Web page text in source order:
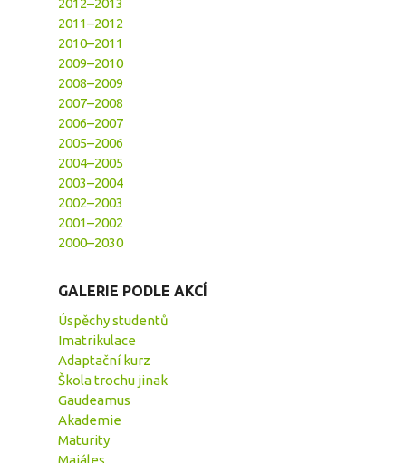
2012–2013
2011–2012
2010–2011
2009–2010
2008–2009
2007–2008
2006–2007
2005–2006
2004–2005
2003–2004
2002–2003
2001–2002
2000–2030
GALERIE PODLE AKCÍ
Úspěchy studentů
Imatrikulace
Adaptační kurz
Škola trochu jinak
Gaudeamus
Akademie
Maturity